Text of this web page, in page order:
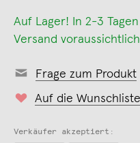
Auf Lager! In 2-3
Versand
Frage zum Produkt
Auf die
Verkäufer akzeptiert: